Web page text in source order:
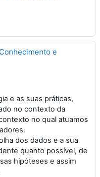
e
e as suas práticas,
no contexto da
no qual atuamos
dos dados e a sua
quanto possível, de
hipóteses e assim